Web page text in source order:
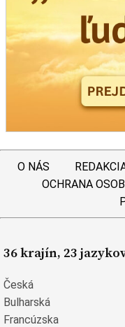
O NÁS
OCHRANA
36 krajín, 23
Česká
Bulharská
Francúzska